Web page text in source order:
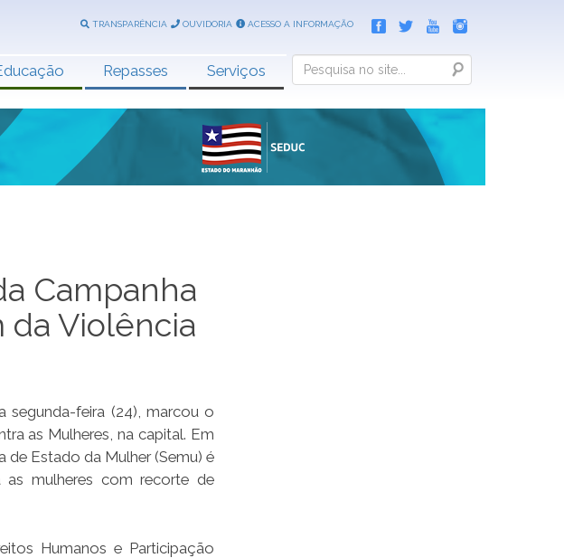
TRANSPARÊNCIA OUVIDORIA ACESSO A INFORMAÇÃO
Repasses Serviços Search
Campanha
da Violência
segunda-feira (24), marcou o
as Mulheres, na capital. Em
de Estado da Mulher (Semu) é
as mulheres com recorte de
Humanos e Participação